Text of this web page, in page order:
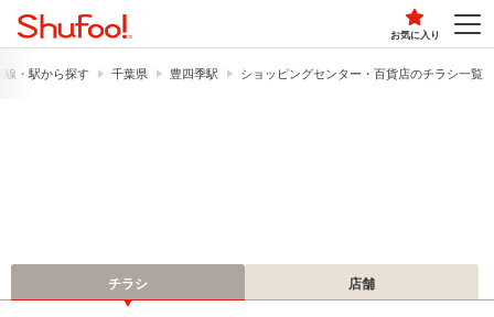
お気に入り
線・駅から探す 千葉県 豊四季駅 ショッピングセンター・百貨店のチラシ一覧
チラシ 店舗